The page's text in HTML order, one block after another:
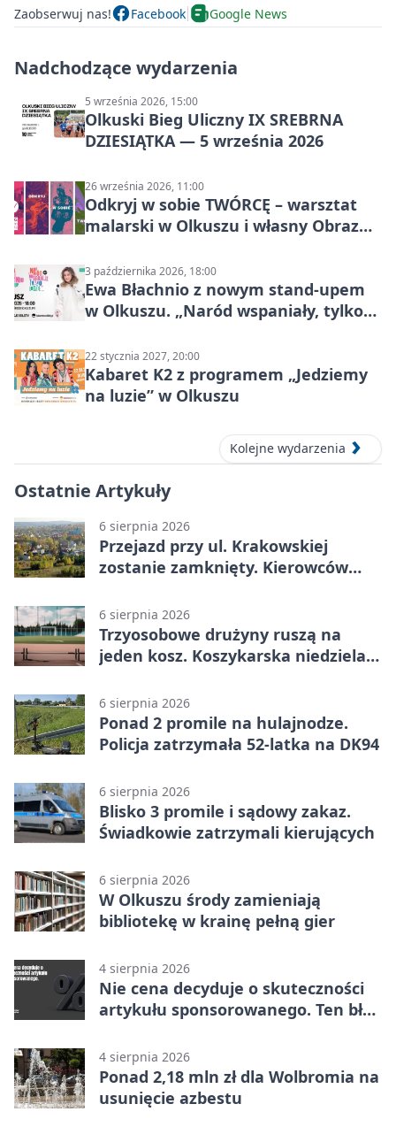
Zaobserwuj nas! Facebook Google News
Nadchodzące wydarzenia
5 września 2026, 15:00
Olkuski Bieg Uliczny IX SREBRNA
DZIESIĄTKA — 5 września 2026
26 września 2026, 11:00
Odkryj w sobie TWÓRCĘ – warsztat
malarski w Olkuszu i własny Obraz
3 października 2026, 18:00
Ewa Błachnio z nowym stand-upem
w Olkuszu. „Naród wspaniały, tylko
22 stycznia 2027, 20:00
Kabaret K2 z programem „Jedziemy
na luzie” w Olkuszu
Kolejne wydarzenia
Ostatnie Artykuły
6 sierpnia 2026
Przejazd przy ul. Krakowskiej
zostanie zamknięty. Kierowców
6 sierpnia 2026
Trzyosobowe drużyny ruszą na
jeden kosz. Koszykarska niedziela
6 sierpnia 2026
Ponad 2 promile na hulajnodze.
Policja zatrzymała 52-latka na DK94
6 sierpnia 2026
Blisko 3 promile i sądowy zakaz.
Świadkowie zatrzymali kierujących
6 sierpnia 2026
W Olkuszu środy zamieniają
bibliotekę w krainę pełną gier
4 sierpnia 2026
Nie cena decyduje o skuteczności
artykułu sponsorowanego. Ten błąd
4 sierpnia 2026
Ponad 2,18 mln zł dla Wolbromia na
usunięcie azbestu